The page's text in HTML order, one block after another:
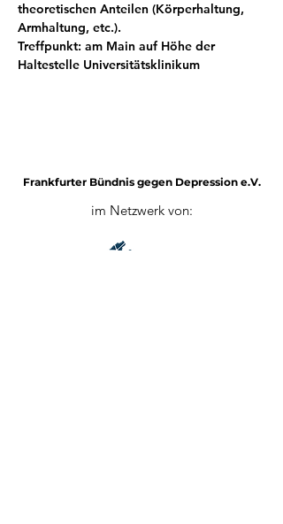
theoretischen Anteilen (Körperhaltung,
Armhaltung, etc.).
Treffpunkt: am Main auf Höhe der
Haltestelle Universitätsklinikum
Frankfurter Bündnis gegen Depression e.V.
im Netzwerk von: